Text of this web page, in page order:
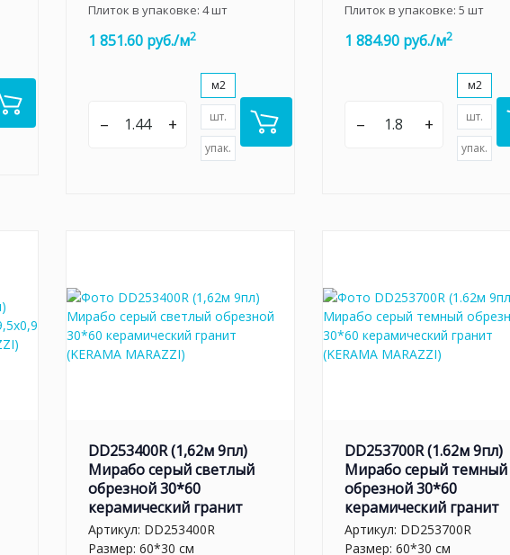
Плиток в упаковке: 4шт
1 851.60 руб./м2
– +
м2
шт.
упак.
Плиток в упаковке: 5 шт
1 884.90 руб./м2
– +
м2
шт.
упак.
DD253400R (1,62м 9пл)
Мирабо серый светлый
обрезной 30*60
керамический гранит
Артикул: DD253400R
Размер: 60*30 см
DD253700R (1.62м 9пл)
Мирабо серый темный
обрезной 30*60
керамический гранит
Артикул: DD253700R
Размер: 60*30 см